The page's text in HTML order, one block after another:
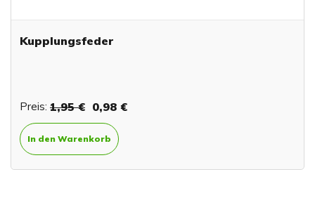
Kupplungsfeder
Preis: 1,95 € 0,98 €
In den Warenkorb